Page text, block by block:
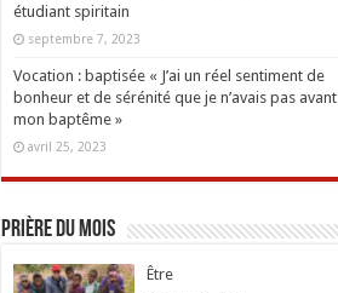
étudiant spiritain
septembre 7, 2023
Vocation : baptisée « J’ai un réel sentiment de
bonheur et de sérénité que je n’avais pas avant
mon baptême »
avril 25, 2023
Prière du mois
Être